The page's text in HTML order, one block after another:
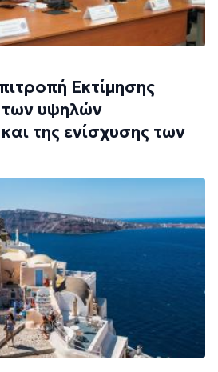
Εκτίμησης
των υψηλών
της ενίσχυσης των